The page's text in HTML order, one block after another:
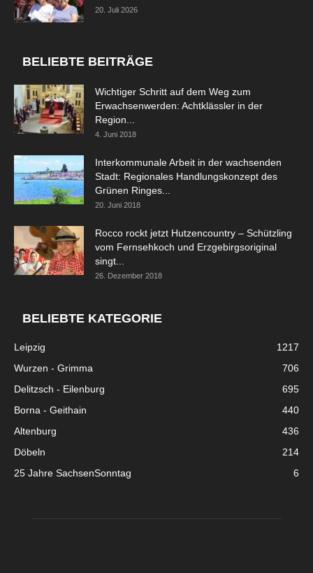
20. Juli 2026
BELIEBTE BEITRÄGE
Wichtiger Schritt auf dem Weg zum
Erwachsenwerden: Achtklässler in der
Region...
4. Juni 2018
Interkommunale Arbeit in der wachsenden
Stadt: Regionales Handlungskonzept des
Grünen Ringes...
20. Juni 2018
Rocco rockt jetzt Hutzencountry – Schützling
vom Fernsehkoch und Erzgebirgsoriginal
singt...
26. Dezember 2018
BELIEBTE KATEGORIE
Leipzig
1217
Wurzen - Grimma
706
Delitzsch - Eilenburg
695
Borna - Geithain
440
Altenburg
436
Döbeln
214
25 Jahre SachsenSonntag
6